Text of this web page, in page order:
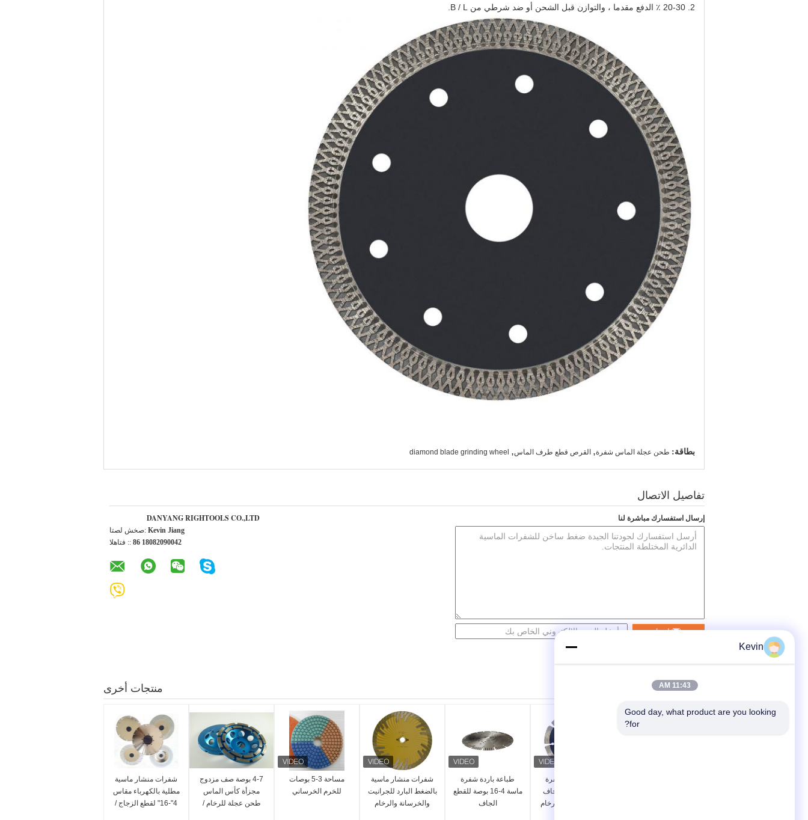
2. 20-30 ٪ الدفع مقدما ، والتوازن قبل الشحن أو ضد شرطي من B / L.
بطاقة: طحن عجلة الماس شفرة, القرص قطع طرف الماس,
diamond blade grinding wheel
تفاصيل الاتصال
DANYANG RIGHTOOLS CO.,LTD
اتصل شخص: Kevin Jiang
الهاتف :: 86 18082090042
إرسال استفسارك مباشرة لنا
اتصل
منتجات أخرى
شفرات منشار ماسية
مطلية بالكهرباء مقاس
4"-16" لقطع الزجاج /
4-7 بوصة صف مزدوج
مجزأة كأس الماس
طحن عجلة للرخام /
مساحة 3-5 بوصات
للخرم الخرساني
شفرات منشار ماسية
بالضغط البارد للجرانيت
والخرسانة والرخام
طباعة باردة شفرة
ماسة 4-16 بوصة للقطع
الجاف
مطبخ ساخن شفرة
الماس للقطع الجاف
البورسلين بلاط الرخام
Kevin
11:43 AM
Good day, what product are you looking
for?